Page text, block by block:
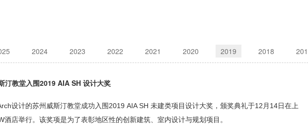
2024 2023 2022 2021 2020 2019 2018
汀教堂入围2019 AIA SH 设计大奖
设计的苏州威斯汀教堂成功入围2019 AIA SH 未建类项目设计大奖，颁奖典礼于12月14日在上
酒店举行。该奖项是为了表彰地区性的创新建筑、室内设计与规划项目。